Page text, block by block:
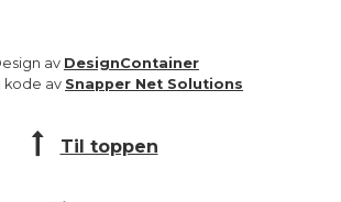
av DesignContainer
kode av Snapper Net Solutions
Til toppen